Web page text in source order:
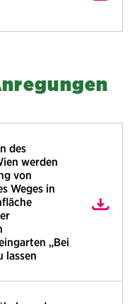
des
werden
von
Weges in
„Bei
lassen